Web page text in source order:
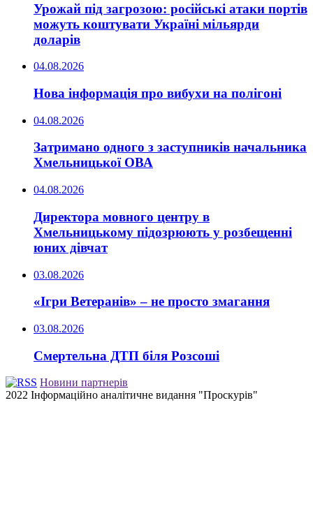
Урожай під загрозою: російські атаки портів
можуть коштувати Україні мільярди
доларів
04.08.2026
Нова інформація про вибухи на полігоні
04.08.2026
Затримано одного з заступників начальника
Хмельницької ОВА
04.08.2026
Директора мовного центру в
Хмельницькому підозрюють у розбещенні
юних дівчат
03.08.2026
«Ігри Ветеранів» – не просто змагання
03.08.2026
Смертельна ДТП біля Розсоші
Новини партнерів
2022 Інформаційно аналітичне видання "Проскурів"